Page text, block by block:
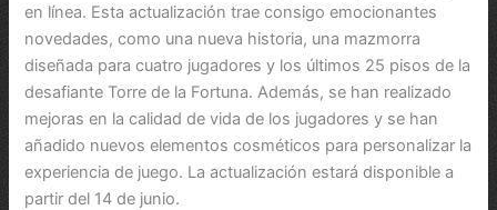
en línea. Esta actualización trae consigo emocionantes
novedades, como una nueva historia, una mazmorra
diseñada para cuatro jugadores y los últimos 25 pisos de la
desafiante Torre de la Fortuna. Además, se han realizado
mejoras en la calidad de vida de los jugadores y se han
añadido nuevos elementos cosméticos para personalizar la
experiencia de juego. La actualización estará disponible a
partir del 14 de junio.